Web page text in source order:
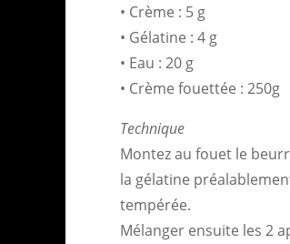
• Crème : 5 g
• Gélatine : 4 g
• Eau : 20 g
• Crème fouettée : 250g
Technique
Montez au fouet le
la gélatine
tempérée.
Mélanger ensuite les 2